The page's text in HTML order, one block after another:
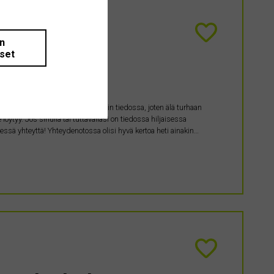
ja Oikotie-tarjonta on jo hyvin tiedossa, joten älä turhaan
Jos sinulla tai tuttavallasi on tiedossa hiljaisessa
yhteyttä! Yhteydenotossa olisi hyvä kertoa heti ainakin…